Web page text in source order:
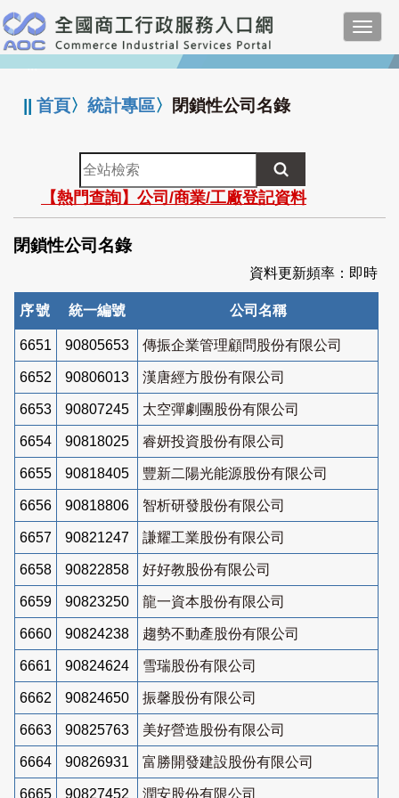
跳
到
主
要
:::
||首頁〉統計專區〉 閉鎖性公司名錄
全
站
檢
索
【熱門查詢】公司/商業/工廠登記資料
閉鎖性公司名錄
資料更新頻率：即時
序號 統一編號 公司名稱
6651 90805653 傳振企業管理顧問股份有限公司
6652 90806013 漢唐經方股份有限公司
6653 90807245 太空彈劇團股份有限公司
6654 90818025 睿妍投資股份有限公司
6655 90818405 豐新二陽光能源股份有限公司
6656 90818806 智析研發股份有限公司
6657 90821247 謙耀工業股份有限公司
6658 90822858 好好教股份有限公司
6659 90823250 龍一資本股份有限公司
6660 90824238 趨勢不動產股份有限公司
6661 90824624 雪瑞股份有限公司
6662 90824650 振馨股份有限公司
6663 90825763 美好營造股份有限公司
6664 90826931 富勝開發建設股份有限公司
6665 90827452 潤安股份有限公司